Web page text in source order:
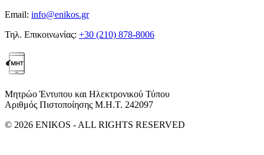
Email: info@enikos.gr
Τηλ. Επικοινωνίας: +30 (210) 878-8006
Μητρώο Έντυπου και Ηλεκτρονικού Τύπου
Αριθμός Πιστοποίησης Μ.Η.Τ. 242097
© 2026 ENIKOS - ALL RIGHTS RESERVED